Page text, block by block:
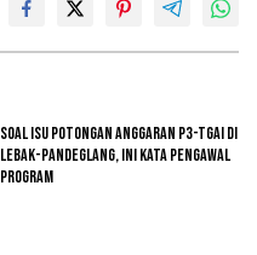
Soal Isu Potongan Anggaran P3-TGAI di
Lebak-Pandeglang, Ini Kata Pengawal
Program